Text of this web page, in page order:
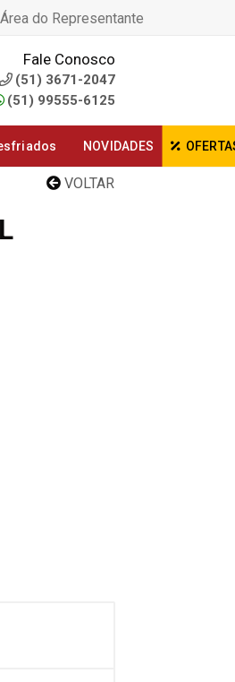
Área do Representante
Fale Conosco
(51) 3671-2047
(51) 99555-6125
NOVIDADES
VOLTAR